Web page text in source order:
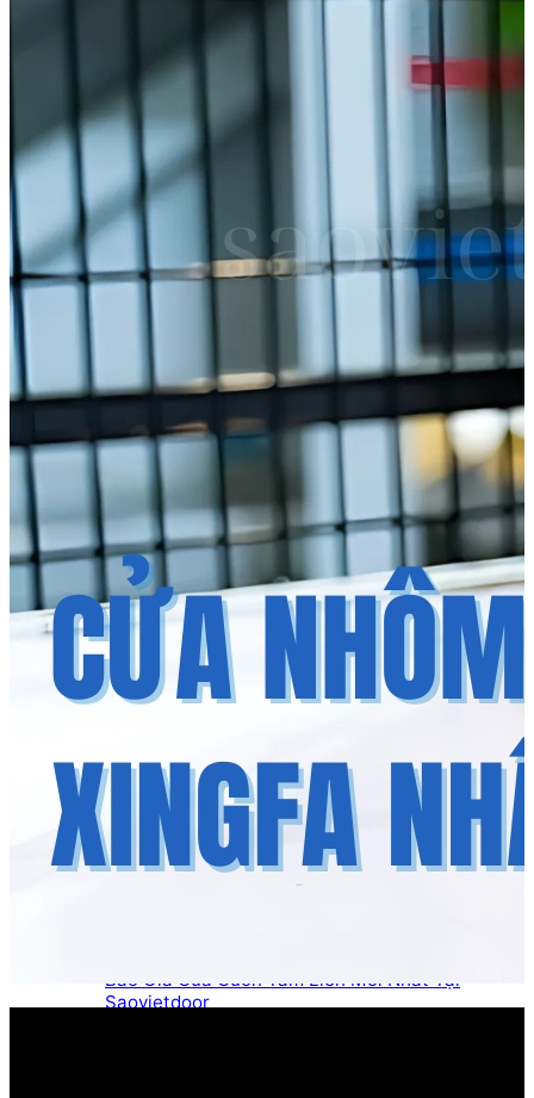
Phòng tắm kính
Cửa nhôm kính
Cửa nhôm Xingfa nhập khẩu
Cửa nhôm Xingfa Việt Nam
Cửa nhôm thủy lực
Cửa trượt quay
Cửa nhôm Slim
Mái kính
Mái kính nghệ thuật
Mái kính sân thượng
Mái kính tự động
Mái kính giếng trời
Vách kính
Vách kính cường lực
Vách kính mặt dựng
Vách kính nhà tắm
Vách kính Ốp bếp
Cầu thang kính
Cầu thang kính
Lan can kính
Dịch vụ
Sửa Cửa Cuốn
Sửa Cửa Kính
Báo Giá Cửa Nhôm Xingfa mới nhất tại
Saovietdoor
Báo Giá Cửa Cuốn Mới Nhất Tại SAOVIETDOOR
Báo Giá Cửa Cuốn Austdoor Mới Nhất Tại
Saovietdoor
Báo giá cửa cuốn SSmarts mới nhất tại
Báo Giá Cửa Cuốn Tấm Liền Mới Nhất Tại
Saovietdoor